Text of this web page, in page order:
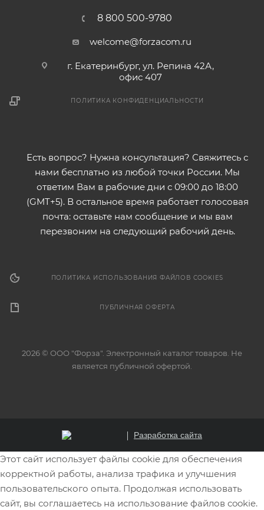
8 800 500-9780
welcome@forzacom.ru
г. Екатеринбург, ул. Репина 42А,
офис 407
ПОЛИТИКА КОНФИДЕНЦИАЛЬНОСТИ
Есть вопрос? Нужна консультация? Свяжитесь с
нами бесплатно из любой точки России. Мы
ответим Вам в рабочие дни с 09:00 до 18:00
(GMT+5). В остальное время работает голосовая
почта: оставьте нам сообщение и мы вам
перезвоним на следующий рабочий день.
ПОЛИТИКА ИСПОЛЬЗОВАНИЯ ФАЙЛОВ COOKIES
ПУБЛИЧНАЯ ОФЕРТА
2026 © ООО "Форза". Электронный каталог товаров. Не
является публичной офертой.
Разработка сайта
Этот сайт использует файлы cookie для обеспечения
корректной работы, анализа трафика и улучшения
пользовательского опыта. Продолжая использовать
сайт, вы соглашаетесь на использование файлов cookie.